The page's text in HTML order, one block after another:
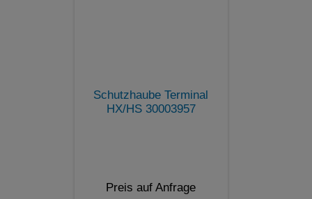
Schutzhaube Terminal
HX/HS 30003957
Preis auf Anfrage